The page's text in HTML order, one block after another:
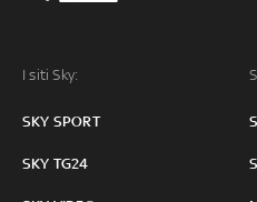
I siti Sky:
SKY SPORT
SKY TG24